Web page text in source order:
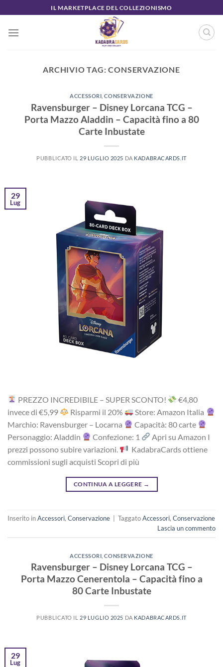
ai
contenuti
IL MARKETPLACE DEL COLLEZIONISMO
ARCHIVIO TAG:CONSERVAZIONE
ACCESSORI ,CONSERVAZIONE
Ravensburger – Disney Lorcana TCG –
Porta Mazzo Aladdin – Capacità fino a 80
Carte Inbustate
PUBBLICATO IL 29 LUGLIO 2025 DA KADABRACARDS.IT
29
Lug
PREZZO INCREDIBILE – SUPER SCONTO!
‎€4,80
i‎nv‎ec‎e ‎di‎ €5,99
R‎is‎pa‎rm‎i ‎il‎ 20%
Store: Amazon Italia
Marchio: Ravensburger – Locarna
Capacità: 80 carte
Personaggio: Aladdin
Confezione: 1
Apri su Amazon I
prezzi possono subire variazioni.
KadabraCards ottiene
commissioni sugli acquisti Scopri di più
CONTINUA A LEGGERE →
Inserito inAccessori, Conservazione TaggatoAccessori, Conservazione
Lascia un commento
ACCESSORI ,CONSERVAZIONE
Ravensburger – Disney Lorcana TCG –
Porta Mazzo Cenerentola – Capacità fino a
80 Carte Inbustate
PUBBLICATO IL 29 LUGLIO 2025 DA KADABRACARDS.IT
29
Lug